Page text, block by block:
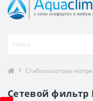
Стабилизаторы
Сетевой фильтр